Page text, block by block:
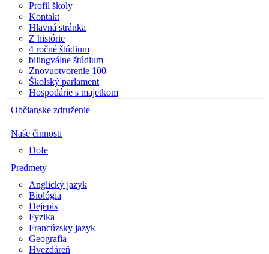
Profil školy
Kontakt
Hlavná stránka
Z histórie
4 ročné štúdium
bilingválne štúdium
Znovuotvorenie 100
Školský parlament
Hospodárie s majetkom
Občianske združenie
Naše činnosti
Dofe
Predmety
Anglický jazyk
Biológia
Dejepis
Fyzika
Francúzsky jazyk
Geografia
Hvezdáreň